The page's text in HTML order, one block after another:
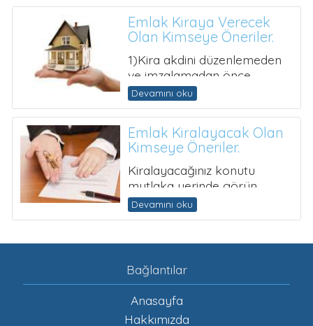
Emlak Kiralayacak Olan
Kimseye Öneriler.
Kiralayacağınız konutu
mutlaka yerinde görün,
çevresine, o bölgedeki sosyal
ve ekonomik yaşama di...
Devamını oku
Bağlantılar
Anasayfa
Hakkımızda
Hizmetlerimiz
Bize Ulaşın
Haber & Duyurular
Arsa alırken nelere dikkat etmeliyim?
Emlak Kiralayacak Olan Kimseye Öneriler.